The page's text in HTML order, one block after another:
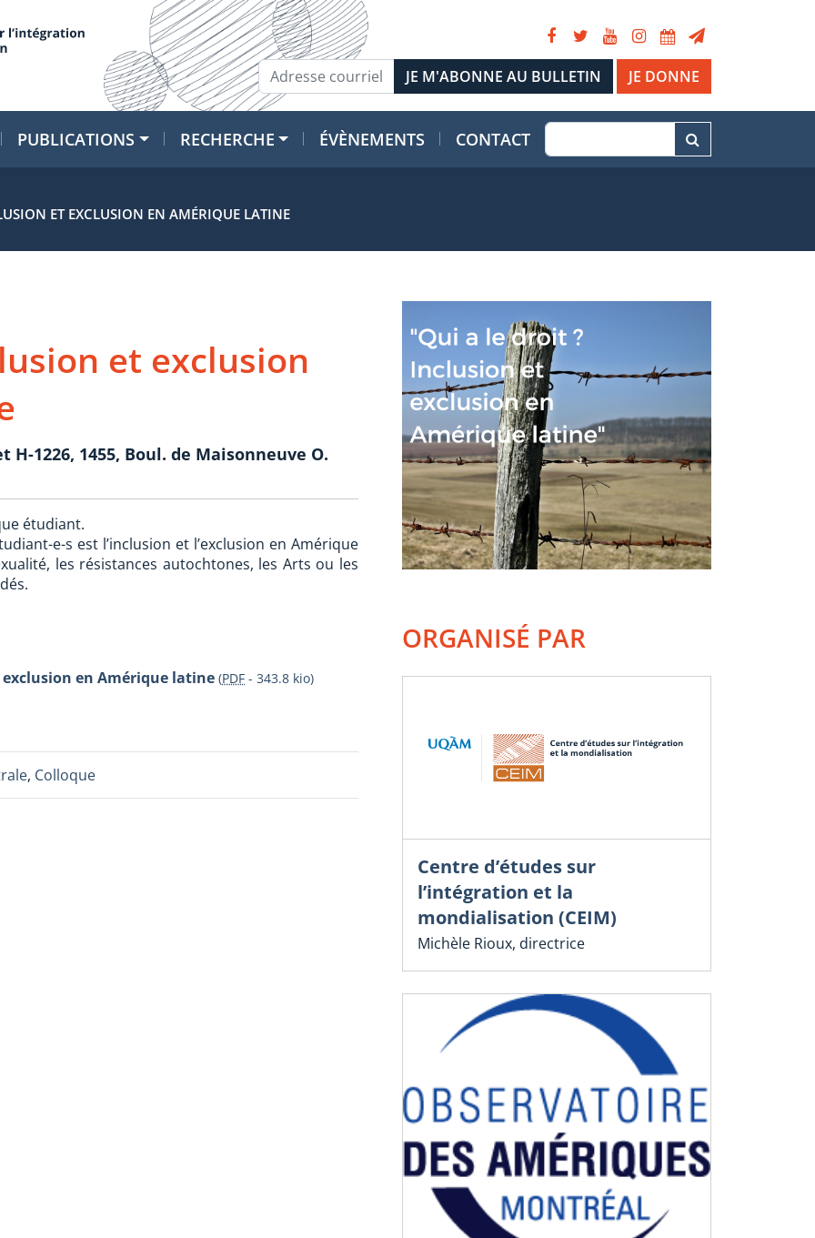
JE DONNE
PUBLICATIONS RECHERCHE ÉVÈNEMENTS CONTACT
ET EXCLUSION EN AMÉRIQUE LATINE
et exclusion
H-1226, 1455, Boul. de Maisonneuve O.
étudiant.
e-s est l’inclusion et l’exclusion en Amérique
les résistances autochtones, les Arts ou les
en Amérique latine (PDF - 343.8 kio)
, Colloque
ORGANISÉ PAR
Centre d’études sur
l’intégration et la
mondialisation (CEIM)
Michèle Rioux, directrice